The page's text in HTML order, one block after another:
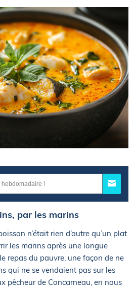
par les marins
n’était rien d’autre qu’un plat
les marins après une longue
repas du pauvre, une façon de ne
qui ne se vendaient pas sur les
pêcheur de Concarneau, en nous